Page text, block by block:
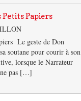
Petits Papiers
Le geste de Don
soutane pour courir à son
lorsque le Narrateur
pas […]